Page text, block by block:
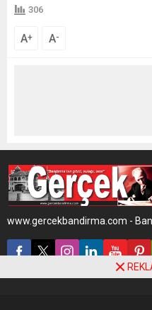
306
A+ A-
www.gercekbandirma.com -